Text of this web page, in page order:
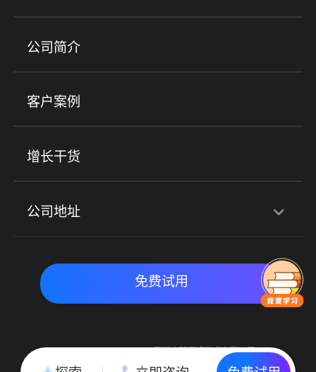
培训机构 职业技能培训 兴趣培训
金融行业
心理机构
实时私域带货 数字化运营
产品
小程序商城 ERP 企微SCRM
社群圈子
公司简介
客户案例
增长干货
公司地址
北京地址：北京市朝阳区朝外大街乙6号23层
免费试用
Copyright © 2015-2018 深圳小鹅网络技术有限公司
All Rights Reserved. 粤ICP备15020529号